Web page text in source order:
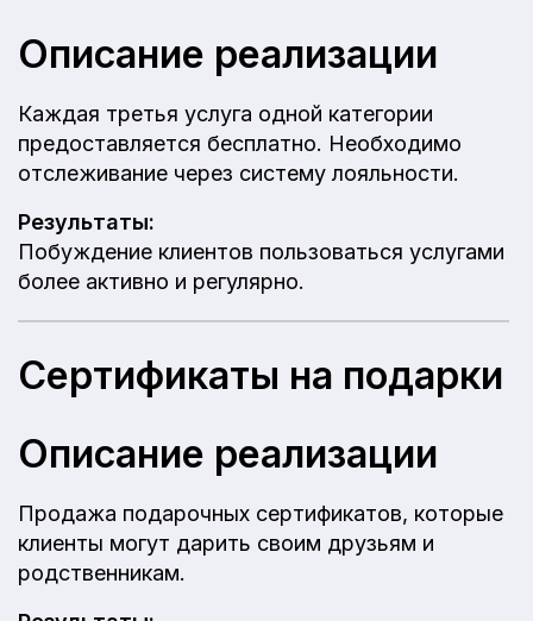
Описание реализации
Каждая третья услуга одной категории
предоставляется бесплатно. Необходимо
отслеживание через систему лояльности.
Результаты:
Побуждение клиентов пользоваться услугами
более активно и регулярно.
Сертификаты на подарки
Описание реализации
Продажа подарочных сертификатов, которые
клиенты могут дарить своим друзьям и
родственникам.